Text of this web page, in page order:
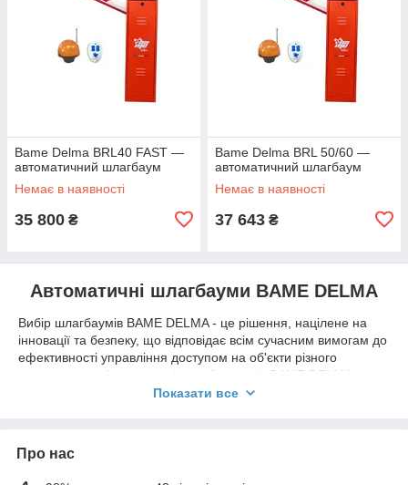
Bame Delma BRL40 FAST —
автоматичний шлагбаум
Немає в наявності
35 800 ₴
Bame Delma BRL 50/60 —
автоматичний шлагбаум
Немає в наявності
37 643 ₴
Автоматичні шлагбауми BAME DELMA
Вибір шлагбаумів BAME DELMA - це рішення, націлене на
інновації та безпеку, що відповідає всім сучасним вимогам до
ефективності управління доступом на об'єкти різного
призначення. Автоматичні шлагбауми від BAME DELMA
являють собою не просто технологічну досконалість, а й
спроектована таким чином, щоб максимально відповідати
запитам як приватних власників, так і великих промислових
підприємств.
Показати все
Про нас